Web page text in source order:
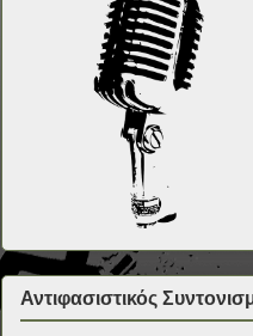
Αντιφασιστικός